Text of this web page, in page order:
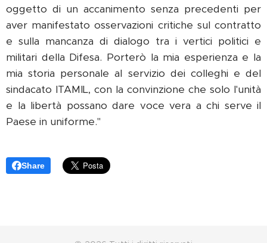
oggetto di un accanimento senza precedenti per
aver manifestato osservazioni critiche sul contratto
e sulla mancanza di dialogo tra i vertici politici e
militari della Difesa. Porterò la mia esperienza e la
mia storia personale al servizio dei colleghi e del
sindacato ITAMIL, con la convinzione che solo l'unità
e la libertà possano dare voce vera a chi serve il
Paese in uniforme."
Share